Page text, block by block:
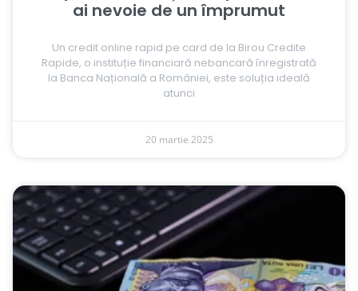
ai nevoie de un împrumut
Un credit online rapid pe card de la Birou Credite
Rapide, o instituție financiară nebancară înregistrată
la Banca Națională a României, este soluția ideală
atunci
20 martie 2025